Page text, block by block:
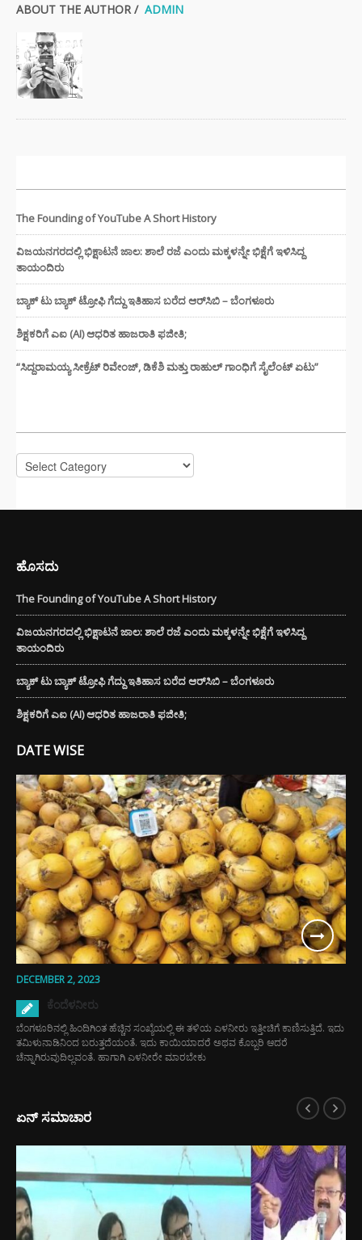
ABOUT THE AUTHOR / ADMIN
The Founding of YouTube A Short History
ವಿಜಯನಗರದಲ್ಲಿ ಭಿಕ್ಷಾಟನೆ ಜಾಲ: ಶಾಲೆ ರಜೆ ಎಂದು ಮಕ್ಕಳನ್ನೇ ಭಿಕ್ಷೆಗೆ ಇಳಿಸಿದ್ದ
ತಾಯಂದಿರು
ಬ್ಯಾಕ್ ಟು ಬ್ಯಾಕ್ ಟ್ರೋಫಿ ಗೆದ್ದು ಇತಿಹಾಸ ಬರೆದ ಆರ್‌ಸಿಬಿ – ಬೆಂಗಳೂರು
ಶಿಕ್ಷಕರಿಗೆ ಎಐ (AI) ಆಧರಿತ ಹಾಜರಾತಿ ಫಜೀತಿ;
“ಸಿದ್ದರಾಮಯ್ಯ ಸೀಕ್ರೆಟ್ ರಿವೇಂಜ್‌, ಡಿಕೆಶಿ ಮತ್ತು ರಾಹುಲ್‌ ಗಾಂಧಿಗೆ ಸೈಲೆಂಟ್ ಏಟು”
Categories
ಹೊಸದು
The Founding of YouTube A Short History
ವಿಜಯನಗರದಲ್ಲಿ ಭಿಕ್ಷಾಟನೆ ಜಾಲ: ಶಾಲೆ ರಜೆ ಎಂದು ಮಕ್ಕಳನ್ನೇ ಭಿಕ್ಷೆಗೆ ಇಳಿಸಿದ್ದ
ತಾಯಂದಿರು
ಬ್ಯಾಕ್ ಟು ಬ್ಯಾಕ್ ಟ್ರೋಫಿ ಗೆದ್ದು ಇತಿಹಾಸ ಬರೆದ ಆರ್‌ಸಿಬಿ – ಬೆಂಗಳೂರು
ಶಿಕ್ಷಕರಿಗೆ ಎಐ (AI) ಆಧರಿತ ಹಾಜರಾತಿ ಫಜೀತಿ;
DATE WISE
DECEMBER 2, 2023
ಕೆಂದೆಳನೀರು
ಬೆಂಗಳೂರಿನಲ್ಲಿ ಹಿಂದಿಗಿಂತ ಹೆಚ್ಚಿನ ಸಂಖ್ಯೆಯಲ್ಲಿ ಈ ತಳಿಯ ಎಳನೀರು ಇತ್ತೀಚಿಗೆ ಕಾಣಿಸುತ್ತಿದೆ. ಇದು
ತಮಿಳುನಾಡಿನಿಂದ ಬರುತ್ತದೆಯಂತೆ. ಇದು ಕಾಯಿಯಾದರೆ ಅಥವ ಕೊಬ್ಬರಿ ಆದರೆ
ಚೆನ್ನಾಗಿರುವುದಿಲ್ಲವಂತೆ. ಹಾಗಾಗಿ ಎಳನೀರೇ ಮಾರಬೇಕು
ಏನ್ ಸಮಾಚಾರ